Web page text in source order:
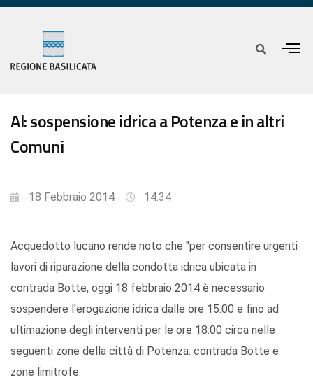
Al: sospensione idrica a Potenza e in altri
Comuni
18 Febbraio 2014 14:34
Acquedotto lucano rende noto che "per consentire urgenti
lavori di riparazione della condotta idrica ubicata in
contrada Botte, oggi 18 febbraio 2014 è necessario
sospendere l'erogazione idrica dalle ore 15:00 e fino ad
ultimazione degli interventi per le ore 18:00 circa nelle
seguenti zone della città di Potenza: contrada Botte e
zone limitrofe.